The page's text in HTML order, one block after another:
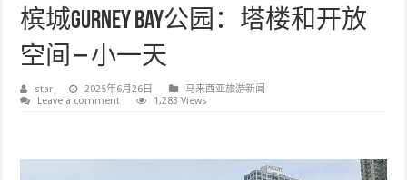
槟城Gurney Bay公园：塔楼和开放
空间 – 小一天
star 2025年6月26日
马来西亚旅游新闻
Leave a comment
1,283 Views